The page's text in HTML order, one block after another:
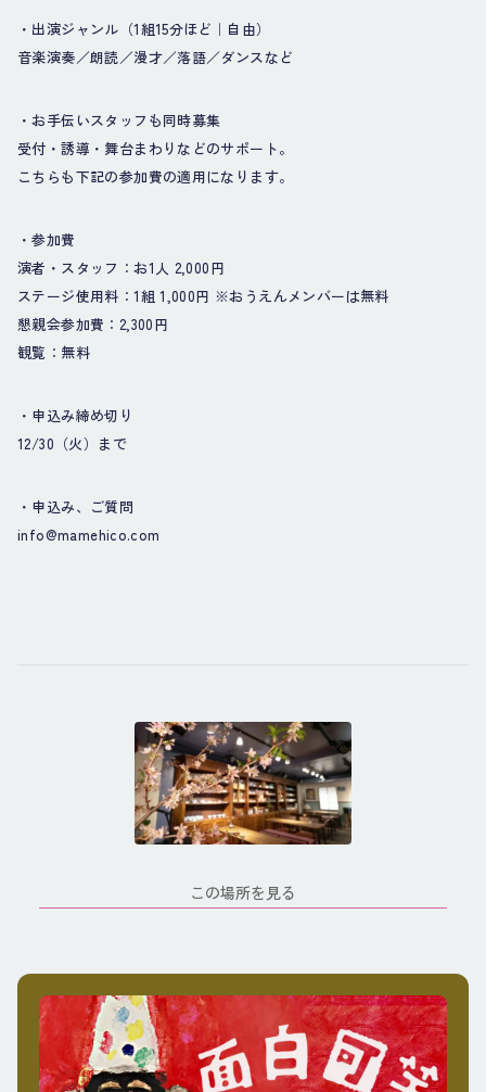
・出演ジャンル（1組15分ほど｜自由）
音楽演奏／朗読／漫才／落語／ダンスなど
・お手伝いスタッフも同時募集
受付・誘導・舞台まわりなどのサポート。
こちらも下記の参加費の適用になります。
・参加費
演者・スタッフ：お1人 2,000円
ステージ使用料：1組 1,000円 ※おうえんメンバーは無料
懇親会参加費：2,300円
観覧：無料
・申込み締め切り
12/30（火）まで
・申込み、ご質問
info@mamehico.com
この場所を見る